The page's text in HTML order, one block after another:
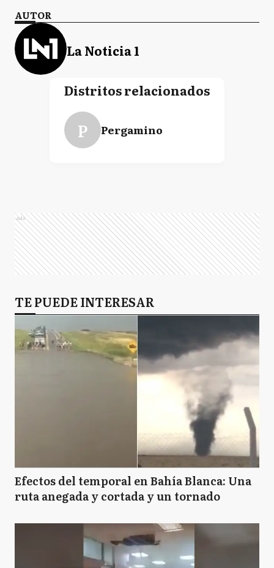
AUTOR
La Noticia 1
Distritos relacionados
P Pergamino
Ads
TE PUEDE INTERESAR
Efectos del temporal en Bahía Blanca: Una
ruta anegada y cortada y un tornado